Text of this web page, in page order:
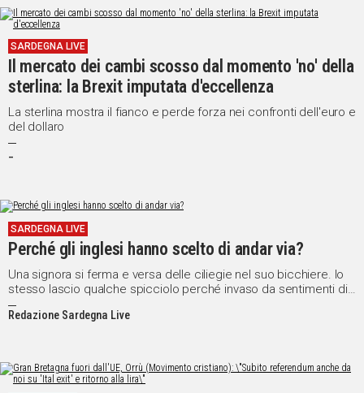
VIDEO
Vai
UNISCITI
Social
SARDEGNA LIVE
Il mercato dei cambi scosso dal momento 'no' della
sterlina: la Brexit imputata d'eccellenza
La sterlina mostra il fianco e perde forza nei confronti dell'euro e
del dollaro
_
SARDEGNA LIVE
Perché gli inglesi hanno scelto di andar via?
Una signora si ferma e versa delle ciliegie nel suo bicchiere. Io
stesso lascio qualche spicciolo perché invaso da sentimenti di
pietà. Un giovane come tanti che, costretto a lasciare la sua
terra natale dopo aver affrontato un estenuante e rischiosissimo
Redazione Sardegna Live